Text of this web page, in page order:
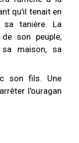
qu'il tenait en
tanière. La
son peuple,
sa maison, sa
son fils. Une
l'ouragan